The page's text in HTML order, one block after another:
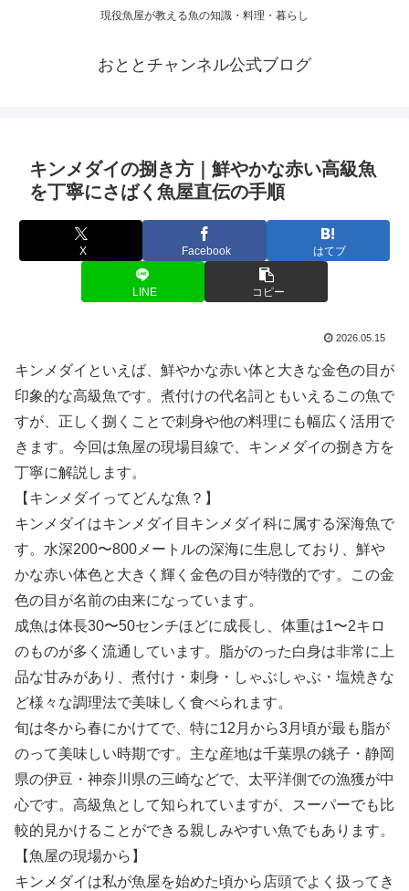
現役魚屋が教える魚の知識・料理・暮らし
おととチャンネル公式ブログ
キンメダイの捌き方｜鮮やかな赤い高級魚
を丁寧にさばく魚屋直伝の手順
X Facebook はてブ
LINE コピー
2026.05.15
キンメダイといえば、鮮やかな赤い体と大きな金色の目が
印象的な高級魚です。煮付けの代名詞ともいえるこの魚で
すが、正しく捌くことで刺身や他の料理にも幅広く活用で
きます。今回は魚屋の現場目線で、キンメダイの捌き方を
丁寧に解説します。
【キンメダイってどんな魚？】
キンメダイはキンメダイ目キンメダイ科に属する深海魚で
す。水深200〜800メートルの深海に生息しており、鮮や
かな赤い体色と大きく輝く金色の目が特徴的です。この金
色の目が名前の由来になっています。
成魚は体長30〜50センチほどに成長し、体重は1〜2キロ
のものが多く流通しています。脂がのった白身は非常に上
品な甘みがあり、煮付け・刺身・しゃぶしゃぶ・塩焼きな
ど様々な調理法で美味しく食べられます。
旬は冬から春にかけてで、特に12月から3月頃が最も脂が
のって美味しい時期です。主な産地は千葉県の銚子・静岡
県の伊豆・神奈川県の三崎などで、太平洋側での漁獲が中
心です。高級魚として知られていますが、スーパーでも比
較的見かけることができる親しみやすい魚でもあります。
【魚屋の現場から】
キンメダイは私が魚屋を始めた頃から店頭でよく扱ってき